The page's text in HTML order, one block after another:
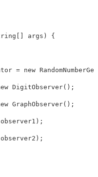
[] args ) {
= new
DigitObserver();
GraphObserver();
observer1 );
observer2 );